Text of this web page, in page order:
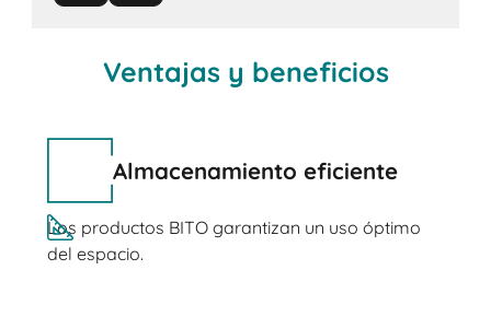
Ventajas y beneficios
Almacenamiento eficiente
Los productos BITO garantizan un uso óptimo
del espacio.